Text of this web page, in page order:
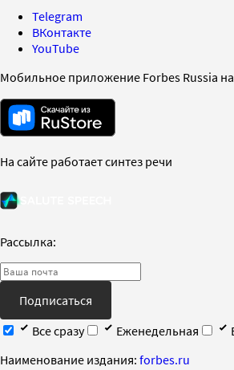
Telegram
ВКонтакте
YouTube
Мобильное приложение Forbes Russia
На сайте работает синтез речи
Рассылка:
Подписаться
Все сразу
Еженедельная
Наименование издания: forbes.ru